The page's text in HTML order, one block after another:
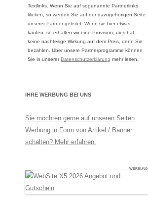
Textlinks. Wenn Sie auf sogenannte Partnerlinks
klicken, so werden Sie auf der dazugehörigen Seite
unserer Partner geleitet. Wenn sie hier etwas
kaufen, so erhalten wir eine Provision, dies hat
keine nachteilige Wirkung auf dem Preis, denn Sie
bezahlen. Über unsere Partnerprogramme können
Sie in unsererDatenschutzerklärung mehr lesen.
IHRE WERBUNG BEI UNS
Sie möchten gerne auf unseren Seiten
Werbung in Form von Artikel / Banner
schalten? Mehr erfahren:
WERBUNG